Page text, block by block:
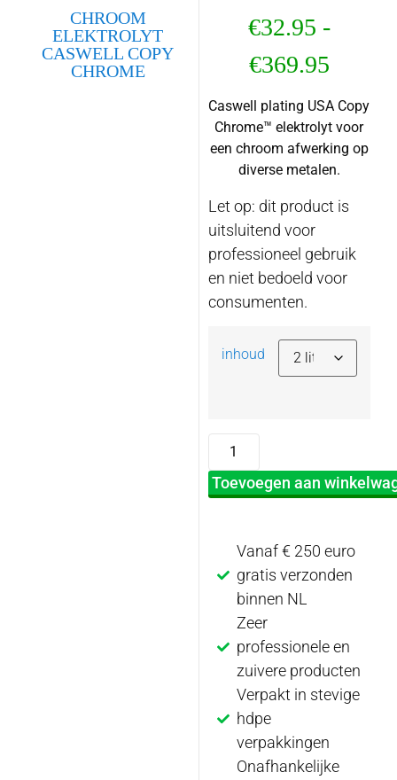
CHROOM
ELEKTROLYT
CASWELL COPY
CHROME
€32.95 -
€369.95
Caswell plating USA Copy
Chrome™ elektrolyt voor
een chroom afwerking op
diverse metalen.
Let op: dit product is
uitsluitend voor
professioneel gebruik
en niet bedoeld voor
consumenten.
inhoud
Toevoegen aan
Vanaf € 250 euro
gratis verzonden
binnen NL
Zeer
professionele en
zuivere producten
Verpakt in stevige
hdpe
verpakkingen
Onafhankelijke